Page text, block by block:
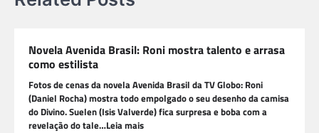
Novela Avenida Brasil: Roni mostra talento e arrasa
como estilista
Fotos de cenas da novela Avenida Brasil da TV Globo: Roni
(Daniel Rocha) mostra todo empolgado o seu desenho da camisa
do Divino. Suelen (Isis Valverde) fica surpresa e boba com a
revelação do tale…Leia mais